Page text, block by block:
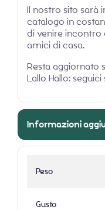
Il nostro sito sarà
catalogo in
di venire incontro
amici di casa.
Resta aggiornato
Lallo Hallo: seguici
Informazioni
Peso
Gusto